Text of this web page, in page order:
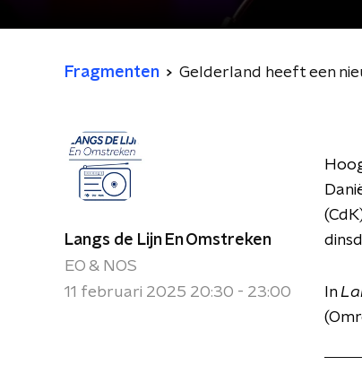
Fragmenten Gelderland heeft een
Langs de Lijn En Omstreken
EO & NOS
11 februari 2025 20:30 - 23:00
In